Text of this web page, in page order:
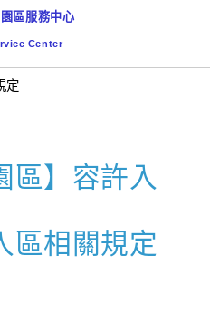
區服務中心
Center
定
區】容許入
區相關規定